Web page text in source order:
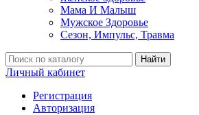
Мама И Малыш
Мужское Здоровье
Сезон, Импульс, Травма
Найти
Личный кабинет
Регистрация
Авторизация